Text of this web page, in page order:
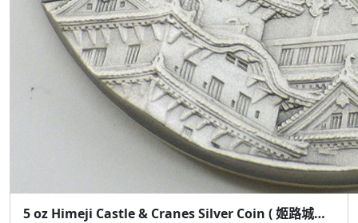
5 oz Himeji Castle & Cranes Silver Coin ( 姬路城仙鶴 5盎司 銀幣)